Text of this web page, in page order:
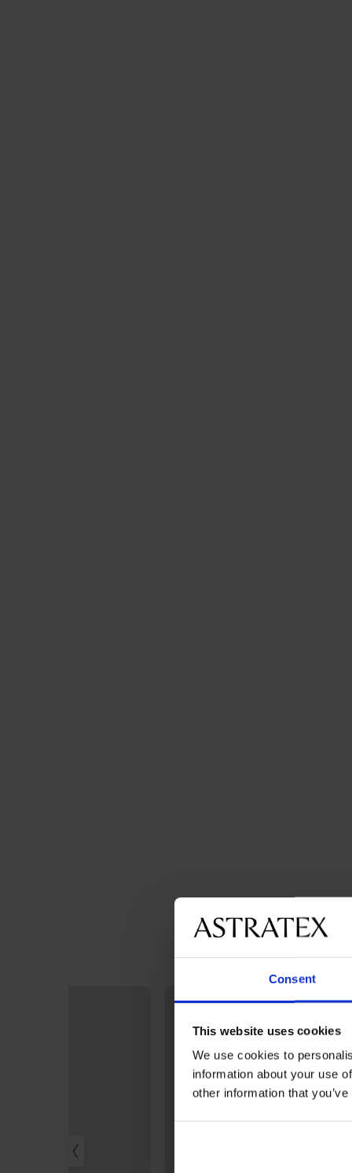
Consent
This website uses cookies
We use cookies to
information about your use
other information that